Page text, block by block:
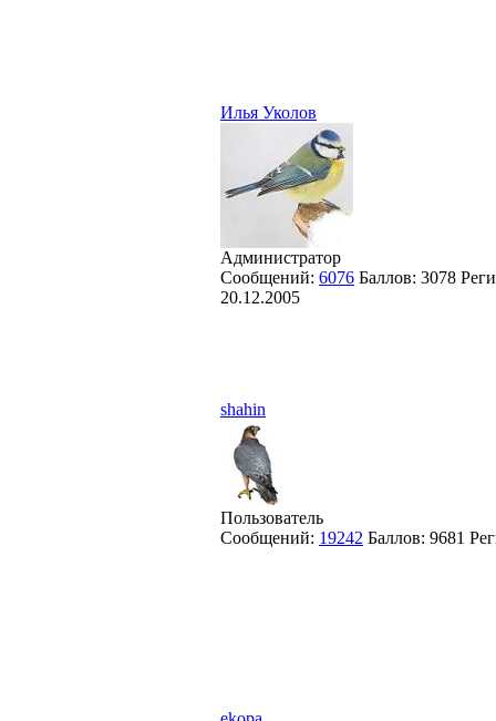
Илья Уколов
Администратор
Сообщений: 6076 Баллов: 3078
20.12.2005
shahin
Пользователь
Сообщений: 19242 Баллов: 9681